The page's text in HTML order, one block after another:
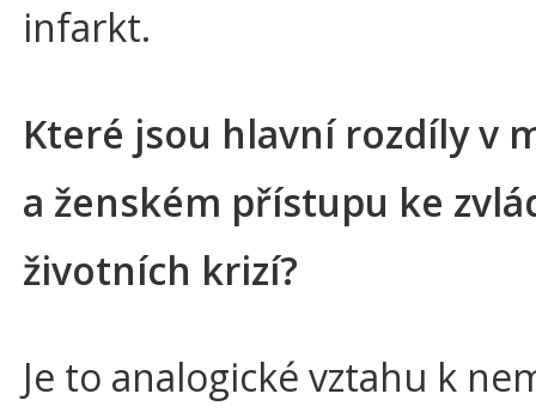
infarkt.
Které jsou hlavní rozdíly v
a ženském přístupu ke
životních krizí?
Je to analogické vztahu k